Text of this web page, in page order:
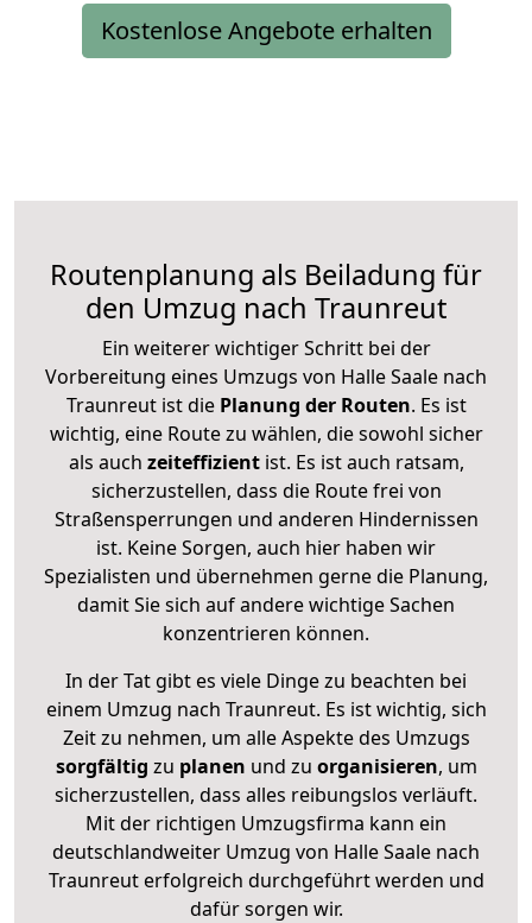
Kostenlose Angebote erhalten
Routenplanung als Beiladung für
den Umzug nach Traunreut
Ein weiterer wichtiger Schritt bei der
Vorbereitung eines Umzugs von Halle Saale nach
Traunreut ist diePlanung der Routen. Es ist
wichtig, eine Route zu wählen, die sowohl sicher
als auch zeiteffizientist. Es ist auch ratsam,
sicherzustellen, dass die Route frei von
Straßensperrungen und anderen Hindernissen
ist. Keine Sorgen, auch hier haben wir
Spezialisten und übernehmen gerne die Planung,
damit Sie sich auf andere wichtige Sachen
konzentrieren können.
In der Tat gibt es viele Dinge zu beachten bei
einem Umzug nach Traunreut. Es ist wichtig, sich
Zeit zu nehmen, um alle Aspekte des Umzugs
sorgfältig zu planen und zu organisieren, um
sicherzustellen, dass alles reibungslos verläuft.
Mit der richtigen Umzugsfirma kann ein
deutschlandweiter Umzug von Halle Saale nach
Traunreut erfolgreich durchgeführt werden und
dafür sorgen wir.